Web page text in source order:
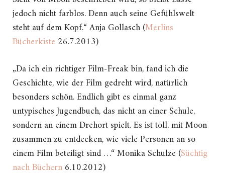
jedoch nicht farblos. Denn auch seine Gefühlswelt
steht auf dem Kopf.“ Anja Gollasch (Merlins
Bücherkiste 26.7.2013)
„Da ich ein richtiger Film-Freak bin, fand ich die
Geschichte, wie der Film gedreht wird, natürlich
besonders schön. Endlich gibt es einmal ganz
untypisches Jugendbuch, das nicht an einer Schule,
sondern an einem Drehort spielt. Es ist toll, mit Moon
zusammen zu entdecken, wie viele Personen an so
einem Film beteiligt sind …“ Monika Schulze (Süchtig
nach Büchern6.10.2012)